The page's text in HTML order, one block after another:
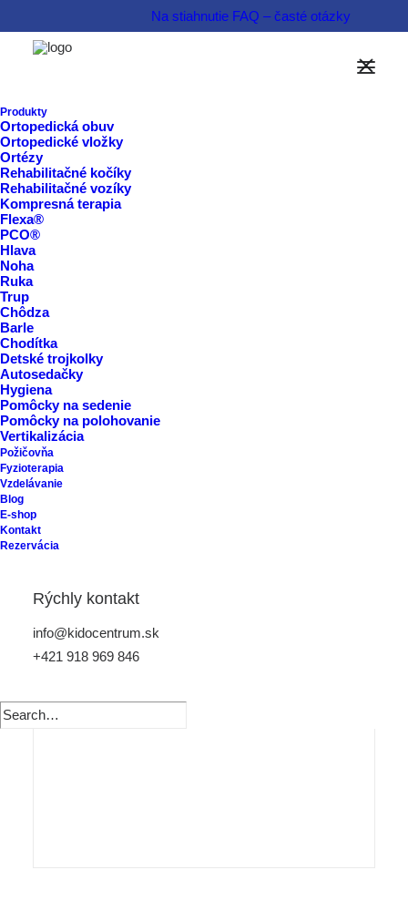
Na stiahnutie FAQ – časté otázky
Produkty
Ortopedická obuv
Ortopedické vložky
Ortézy
Rehabilitačné kočíky
Rehabilitačné vozíky
Kompresná terapia
Flexa®
PCO®
Hlava
Noha
Ruka
Trup
Chôdza
Barle
Chodítka
Detské trojkolky
Autosedačky
Hygiena
Pomôcky na sedenie
Pomôcky na polohovanie
Vertikalizácia
Požičovňa
Fyzioterapia
Vzdelávanie
Blog
E-shop
Kontakt
Rezervácia
Rýchly kontakt
info@kidocentrum.sk
+421 918 969 846